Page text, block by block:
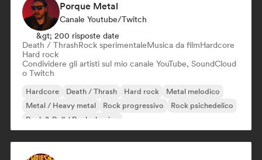
Porque Metal
Canale Youtube/Twitch
&gt; 200 risposte date
Death / ThrashRock sperimentaleMusica da filmHardcore
Hard rock
Condividere gli artisti sul mio canale YouTube, SoundCloud
o Twitch
Hardcore Death / Thrash Hard rock
Metal melodico
Metal / Heavy metal
Rock progressivo
Rock psichedelico
Rock & Roll / Rock classico